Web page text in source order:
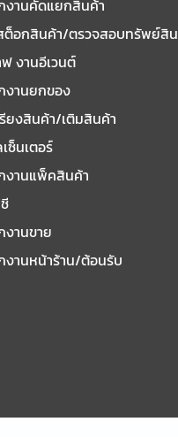
งานคัดแยกสินค้า
ต็อกสินค้า/ตรวจสอบทรัพย์สิน
งานอีเวนต์
งานยกของ
ยงสินค้า/เติมสินค้า
ซ็นเตอร์
งานแพ็คสินค้า
านขาย
งานหน้าร้าน/ต้อนรับ